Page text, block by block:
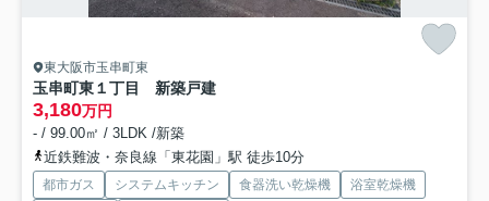
東大阪市玉串町東
玉串町東１丁目 新築戸建
3,180万円
- / 99.00㎡ / 3LDK /新築
近鉄難波・奈良線「東花園」駅 徒歩10分
都市ガス システムキッチン 食器洗い乾燥機
浴室乾燥機